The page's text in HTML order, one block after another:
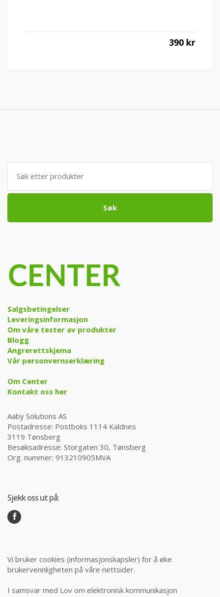
390 kr
Søk
etter:
Søk
Salgsbetingelser
Leveringsinformasjon
Om våre tester av produkter
Blogg
Angrerettskjema
Vår personvernserklæring
Om Center
Kontakt oss her
Aaby Solutions AS
Postadresse: Postboks 1114 Kaldnes
3119 Tønsberg
Besøksadresse: Storgaten 30, Tønsberg
Org. nummer: 913210905MVA
Sjekk oss ut på:
Vi bruker cookies (informasjonskapsler) for å øke
brukervennligheten på våre nettsider.
I samsvar med Lov om elektronisk kommunikasjon